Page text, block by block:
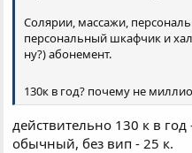
Солярии, массажи,
персональный шкафчик и
ну?) абонемент.
130к в год? почему не
действительно 130 к в
обычный, без вип - 25 к.